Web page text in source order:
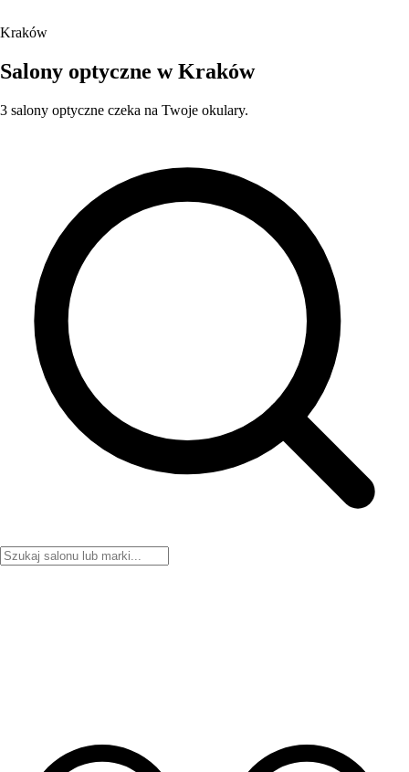
Kraków
Salony optyczne w Kraków
3 salony optyczne czeka na Twoje okulary.